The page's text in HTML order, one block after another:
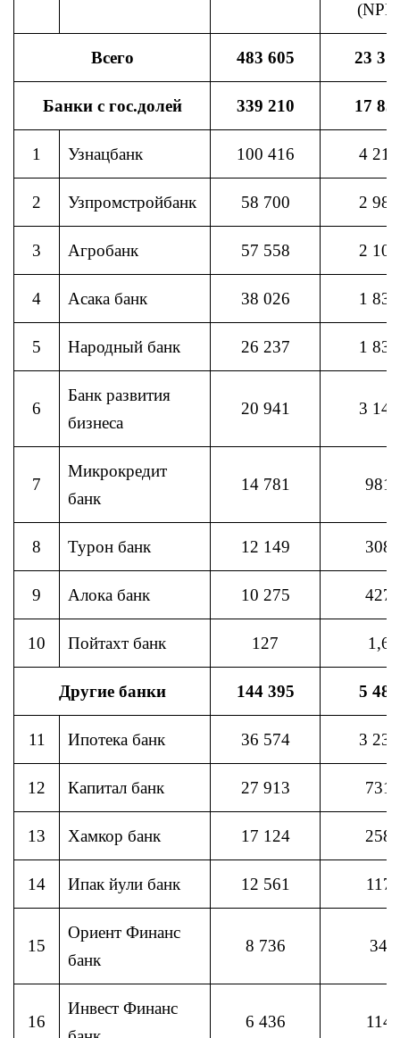
(NPL)
Всего 483 605 23
Банки с гос.долей 339 210 17
1 Узнацбанк 100 416 4 219
2 Узпромстройбанк 58 700 2 982
3 Агробанк 57 558 2 107
4 Асака банк 38 026 1 830
5 Народный банк 26 237 1 830
6
Банк развития
бизнеса
20 941 3 145
7
Микрокредит
банк
14 781 981
8 Турон банк 12 149 308
9 Алока банк 10 275 427
10 Пойтахт банк 127 1,6
Другие банки 144 395 5 481
11 Ипотека банк 36 574 3 238
12 Капитал банк 27 913 731
13 Хамкор банк 17 124 258
14 Ипак йули банк 12 561 117
15
Ориент Финанс
банк
8 736 34
16
Инвест Финанс
6 436 114